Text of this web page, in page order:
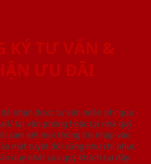
KÝ TƯ VẤN &
ƯU ĐÃI
nhận được tư vấn miễn phí qua
tại văn phòng hoặc tại nhà quý
cam kết mọi thông tin nhập vào
mật tuyệt đối cũng như chỉ phục
duy nhất của quý khách tại đây.